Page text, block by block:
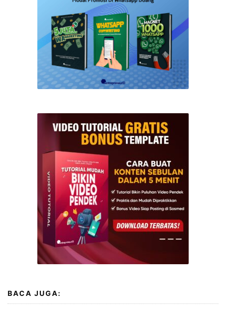
BACA JUGA: